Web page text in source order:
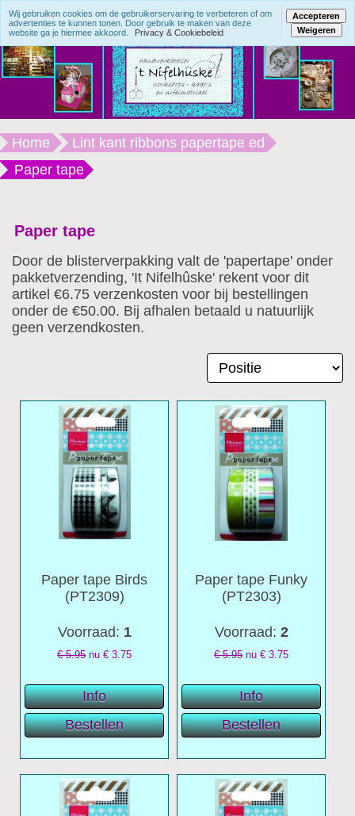
Home
Lint kant ribbons papertape ed
Paper tape
Paper tape
Door de blisterverpakking valt de 'papertape' onder
pakketverzending, 'It Nifelhûske' rekent voor dit
artikel €6.75 verzenkosten voor bij bestellingen
onder de €50.00. Bij afhalen betaald u natuurlijk
geen verzendkosten.
Paper tape Birds
(PT2309)
Voorraad: 1
€ 5.95 nu €3.75
Paper tape Funky
(PT2303)
Voorraad: 2
€ 5.95nu €3.75
Wij gebruiken cookies om de gebruikerservaring te verbeteren of om
advertenties te kunnen tonen. Door gebruik te maken van deze
website ga je hiermee akkoord.
Privacy & Cookiebeleid
Accepteren
Weigeren